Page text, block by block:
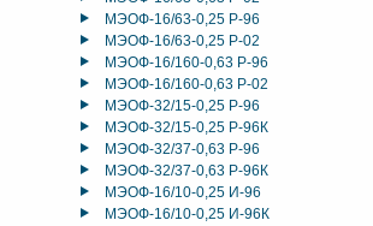
МЭОФ-16/63-0,25 Р-96
МЭОФ-16/63-0,25 Р-02
МЭОФ-16/160-0,63 Р-96
МЭОФ-16/160-0,63 Р-02
МЭОФ-32/15-0,25 Р-96
МЭОФ-32/15-0,25 Р-96К
МЭОФ-32/37-0,63 Р-96
МЭОФ-32/37-0,63 Р-96К
МЭОФ-16/10-0,25 И-96
МЭОФ-16/10-0,25 И-96К